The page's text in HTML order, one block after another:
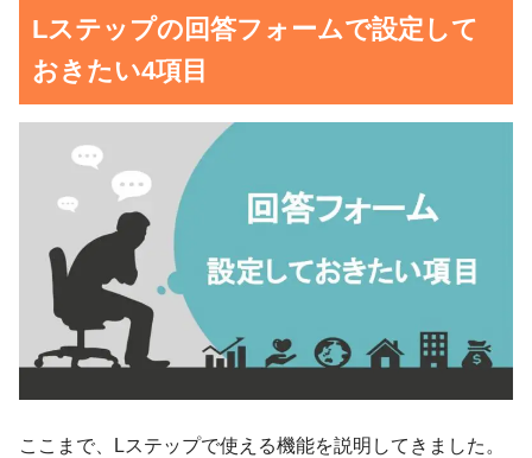
Lステップの回答フォームで設定して
おきたい4項目
ここまで、Lステップで使える機能を説明してきました。